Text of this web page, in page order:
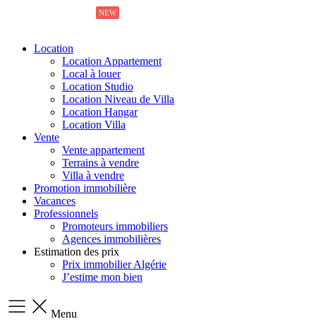
Location
Location Appartement
Local à louer
Location Studio
Location Niveau de Villa
Location Hangar
Location Villa
Vente
Vente appartement
Terrains à vendre
Villa à vendre
Promotion immobilière
Vacances
Professionnels
Promoteurs immobiliers
Agences immobilières
Estimation des prix
NEW
Prix immobilier Algérie
J’estime mon bien
Menu
NEW